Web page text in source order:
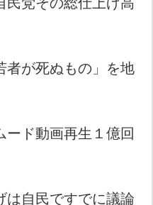
者が死ぬもの」を地
ード動画再生１億回
は自民ですでに議論